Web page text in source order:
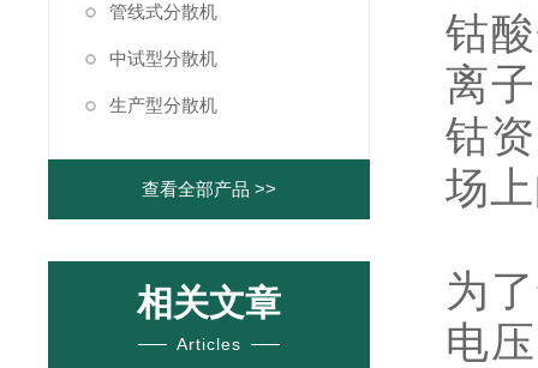
管线式分散机
中试型分散机
生产型分散机
查看全部产品 >>
相关文章
Articles
钴
离
钴
场
为
电